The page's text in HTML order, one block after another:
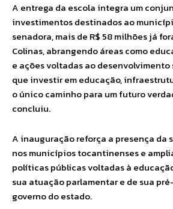
A entrega da escola integra um
investimentos destinados ao
senadora, mais de R$ 58 milhões já
Colinas, abrangendo áreas como
e ações voltadas ao
que investir em educação,
o único caminho para um futuro
concluiu.
A inauguração reforça a presença da
nos municípios tocantinenses e
políticas públicas voltadas à
sua atuação parlamentar e de sua
governo do estado.